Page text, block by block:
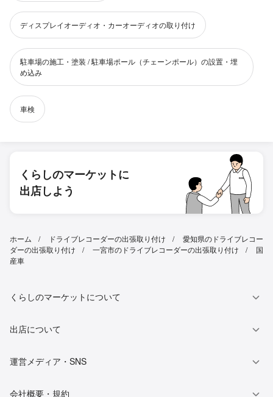
ディスプレイオーディオ・カーオーディオの取り付け
駐車場の施工・塗装 / 駐車場ポール（チェーンポール）の設置・埋
め込み
車検
くらしのマーケットに
出店しよう
ホーム ドライブレコーダーの出張取り付け
愛知県のドライブレコー
ダーの出張取り付け
一宮市のドライブレコーダーの出張取り付け
国
産車
くらしのマーケットについて
出店について
運営メディア・SNS
会社概要・規約